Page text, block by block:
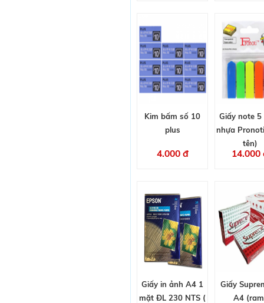
Kim bấm số 10
plus
4.000 đ
Giấy note 5
nhựa
tên)
14.000
Giấy in ảnh A4 1
mặt ĐL 230 NTS (
Giấy
A4